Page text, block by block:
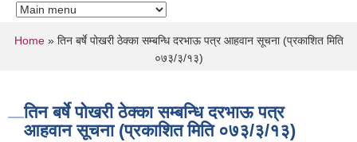
You are here
Home» तिन बर्षे पोखरी ठेक्का सम्बन्धि दरभाऊ पत्र आहवान सूचना (प्रकाशित मिति
०७३/३/१३)
तिन बर्षे पोखरी ठेक्का सम्बन्धि दरभाऊ पत्र
आहवान सूचना (प्रकाशित मिति ०७३/३/१३)